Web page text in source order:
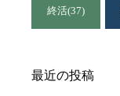
終活(37)
最近の投稿